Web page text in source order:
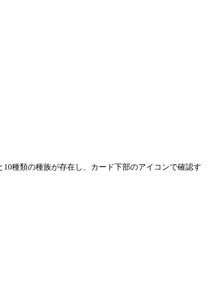
種類の種族が存在し、カード下部のアイコンで確認す